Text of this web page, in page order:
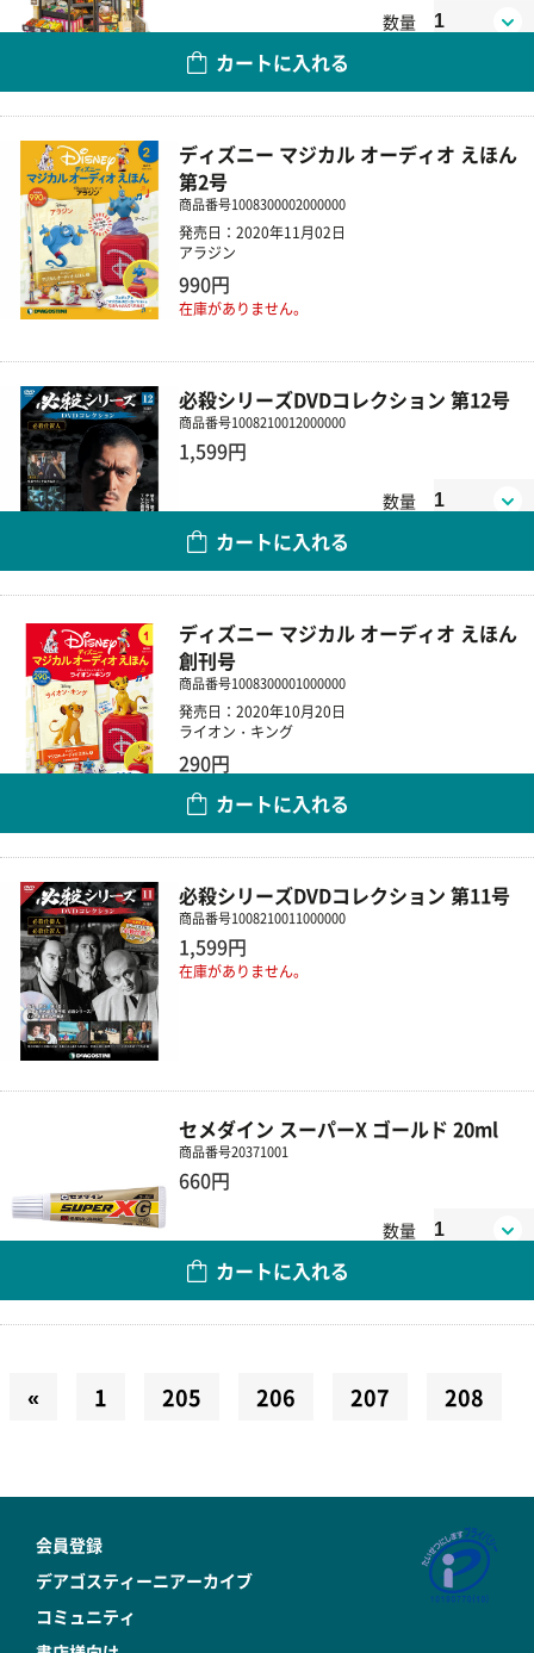
数量
カートに入れる
ディズニー マジカル オーディオ えほん
第2号
商品番号1008300002000000
発売日：2020年11月02日
アラジン
990円
在庫がありません。
必殺シリーズDVDコレクション 第12号
商品番号1008210012000000
1,599円
数量
カートに入れる
ディズニー マジカル オーディオ えほん
創刊号
商品番号1008300001000000
発売日：2020年10月20日
ライオン・キング
290円
カートに入れる
必殺シリーズDVDコレクション 第11号
商品番号1008210011000000
1,599円
在庫がありません。
セメダイン スーパーX ゴールド 20ml
商品番号20371001
660円
数量
カートに入れる
« 1 205 206 207 208
会員登録
デアゴスティーニアーカイブ
コミュニティ